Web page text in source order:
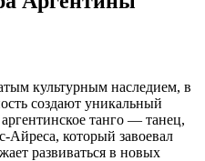
культурным наследием, в
создают уникальный
танго — танец,
Айреса, который завоевал
развиваться в новых